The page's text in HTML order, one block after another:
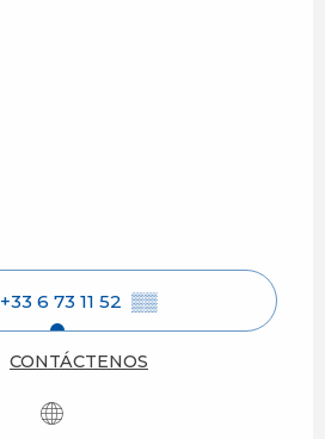
+33 6 73 11 52 ▒▒
CONTÁCTENOS